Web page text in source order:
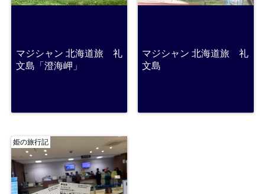
マジシャン 北海道旅 礼
文島「澄海岬」
マジシャン 北海道旅 礼
文島
姫の旅行記